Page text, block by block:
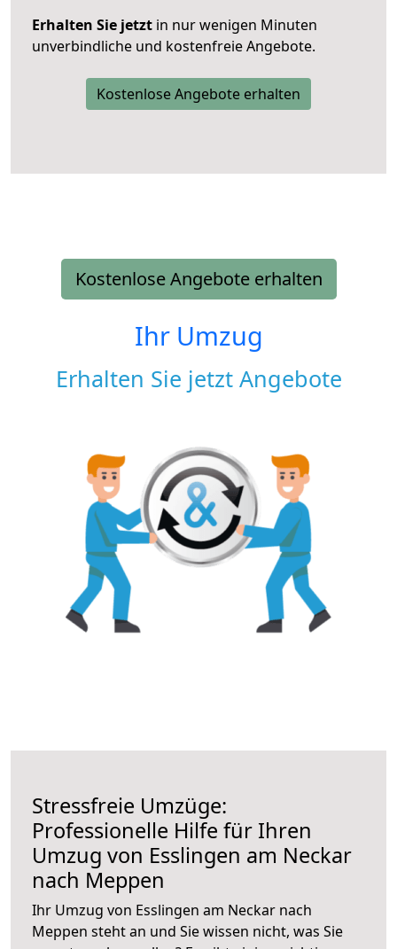
Erhalten Sie jetzt in nur wenigen Minuten
unverbindliche und kostenfreie Angebote.
Kostenlose Angebote erhalten
Kostenlose Angebote erhalten
Ihr Umzug
Erhalten Sie jetzt Angebote
Stressfreie Umzüge:
Professionelle Hilfe für Ihren
Umzug von Esslingen am Neckar
nach Meppen
Ihr Umzug von Esslingen am Neckar nach
Meppen steht an und Sie wissen nicht, was Sie